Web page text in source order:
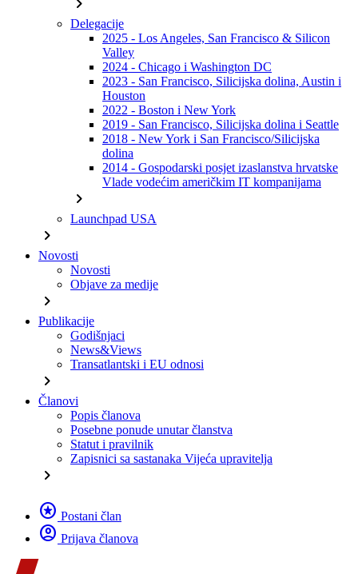
Delegacije
2025 - Los Angeles, San Francisco & Silicon
Valley
2024 - Chicago i Washington DC
2023 - San Francisco, Silicijska dolina, Austin i
Houston
2022 - Boston i New York
2019 - San Francisco, Silicijska dolina i Seattle
2018 - New York i San Francisco/Silicijska
dolina
2014 - Gospodarski posjet izaslanstva hrvatske
Vlade vodećim američkim IT kompanijama
chevron_right
Launchpad USA
chevron_right
Novosti
Novosti
Objave za medije
chevron_right
Publikacije
Godišnjaci
News&Views
Transatlantski i EU odnosi
chevron_right
Članovi
Popis članova
Posebne ponude unutar članstva
Statut i pravilnik
Zapisnici sa sastanaka Vijeća upravitelja
chevron_right
stars Postani član
account_circle Prijava članova